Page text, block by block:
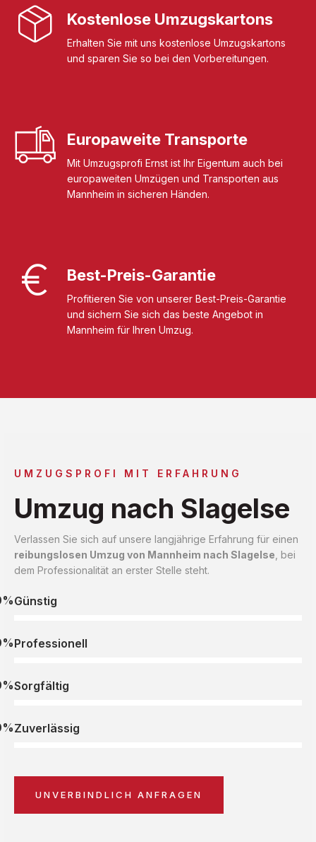
Kostenlose Umzugskartons
Erhalten Sie mit uns kostenlose Umzugskartons
und sparen Sie so bei den Vorbereitungen.
Europaweite Transporte
Mit Umzugsprofi Ernst ist Ihr Eigentum auch bei
europaweiten Umzügen und Transporten aus
Mannheim in sicheren Händen.
Best-Preis-Garantie
Profitieren Sie von unserer Best-Preis-Garantie
und sichern Sie sich das beste Angebot in
Mannheim für Ihren Umzug.
UMZUGSPROFI MIT ERFAHRUNG
Umzug nach Slagelse
Verlassen Sie sich auf unsere langjährige Erfahrung für einen
reibungslosen Umzug von Mannheim nach Slagelse , bei
dem Professionalität an erster Stelle steht.
Günstig
Professionell
Sorgfältig
Zuverlässig
UNVERBINDLICH ANFRAGEN